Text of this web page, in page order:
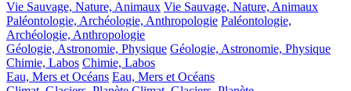
Vie Sauvage, Nature, Animaux Vie Sauvage, Nature, Animaux
Paléontologie, Archéologie, Anthropologie Paléontologie,
Archéologie, Anthropologie
Géologie, Astronomie, Physique Géologie, Astronomie, Physique
Chimie, Labos Chimie, Labos
Eau, Mers et Océans Eau, Mers et Océans